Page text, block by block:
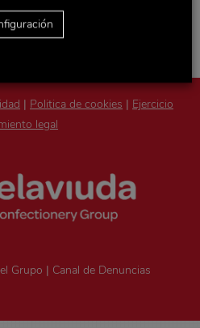
| Politica de cookies | Ejercicio
legal
Grupo | Canal de Denuncias